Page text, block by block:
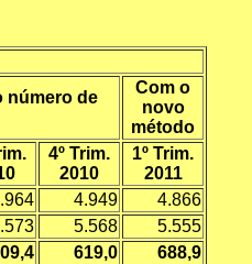
número de
Com o
novo
método
4º Trim.
2010
1º Trim.
2011
4.949
4.866
5.568
5.555
619,0
688,9